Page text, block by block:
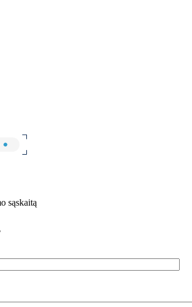
sąskaitą